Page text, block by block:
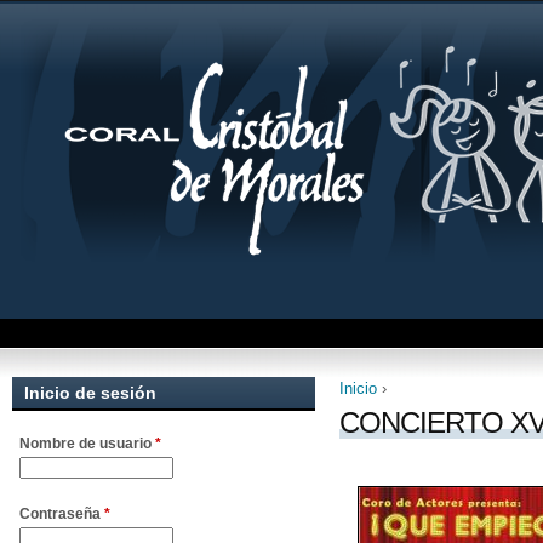
Se encuentra
Inicio ›
CONCIERTO
Inicio de sesión
Nombre de usuario *
Contraseña *